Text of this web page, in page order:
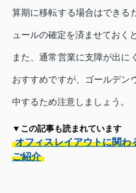
算期に移転する場合はできる
ュールの確定を済ませておく
また、通常営業に支障が出に
おすすめですが、ゴールデン
中するため注意しましょう。
▼この記事も読まれています
オフィスレイアウトに関わ
ご紹介